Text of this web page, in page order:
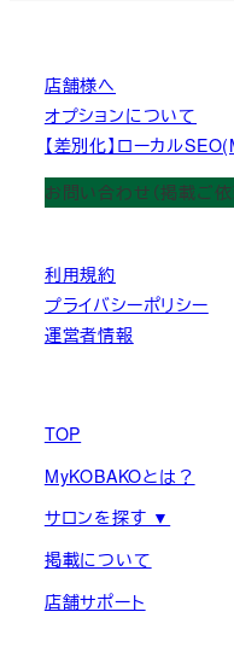
店舗様へ
オプションについて
【差別化】ローカル
お問い合わせ（掲載ご依
利用規約
プライバシーポリシー
運営者情報
TOP
MyKOBAKOとは？
サロンを探す ▼
掲載について
店舗サポート